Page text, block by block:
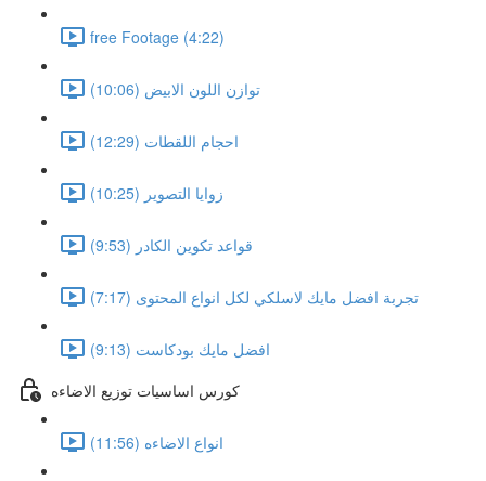
free Footage (4:22)
توازن اللون الابيض (10:06)
احجام اللقطات (12:29)
زوايا التصوير (10:25)
قواعد تكوين الكادر (9:53)
تجربة افضل مايك لاسلكي لكل انواع المحتوى (7:17)
افضل مايك بودكاست (9:13)
كورس اساسيات توزيع الاضاءه
انواع الاضاءه (11:56)